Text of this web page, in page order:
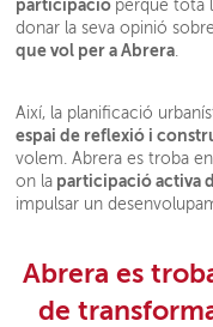
participació perquè tota
donar la seva opinió
que vol per a Abrera
Així, la planificació
espai de reflexió i
volem. Abrera es troba
on la participació activa
impulsar un
Abrera es
de